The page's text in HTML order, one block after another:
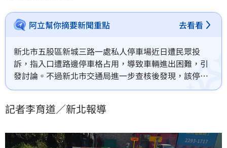
阿立幫你摘要新聞重點 去看看
新北市五股區新城三路一處私人停車場近日遭民眾投
訴，指入口遭路邊停車格占用，導致車輛進出困難，引
發討論。不過新北市交通局進一步查核後發現，該停車
場根本尚未取得合法營業資格，卻已對外招攬停車業
度開罰，並勒令業者停止營業。
記者李育道／新北報導